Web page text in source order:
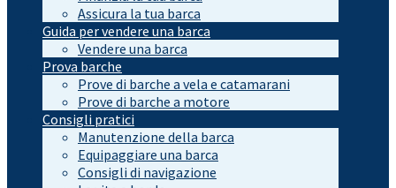
Assicura la tua barca
Guida per vendere una barca
Vendere una barca
Prova barche
Prove di barche a vela e catamarani
Prove di barche a motore
Consigli pratici
Manutenzione della barca
Equipaggiare una barca
Consigli di navigazione